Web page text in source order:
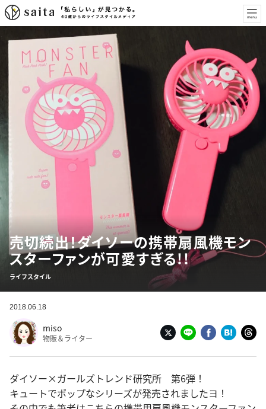
売切続出！ダイソーの携帯扇風機モン
スターファンが可愛すぎる!!
ライフスタイル
2018.06.18
miso
物販＆ライター
ダイソー×ガールズトレンド研究所 第6弾！
キュートでポップなシリーズが発売されましたヨ！